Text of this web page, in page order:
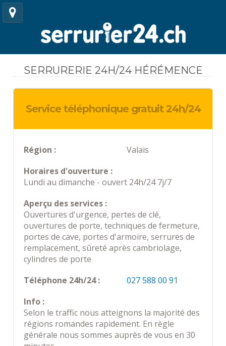
SERRURERIE 24H/24 HÉRÉMENCE
Service téléphonique gratuit 24h/24
Région :
Valais
Horaires d'ouverture :
Lundi au dimanche - ouvert 24h/24 7j/7
Aperçu des services :
Ouvertures d'urgence, pertes de clé,
ouvertures de porte, techniques de fermeture,
portes de cave, portes d'armoire, serrures de
remplacement, sûreté après cambriolage,
cylindres de porte
Téléphone 24h/24 :
027 588 00 91
Info :
Selon le traffic nous atteignons la majorité des
régions romandes rapidement. En règle
générale nous sommes auprès de vous en 30